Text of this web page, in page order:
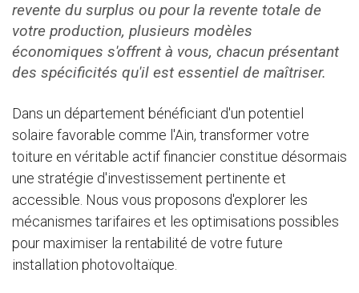
revente du surplus ou pour la revente totale de
votre production, plusieurs modèles
économiques s'offrent à vous, chacun présentant
des spécificités qu'il est essentiel de maîtriser.
Dans un département bénéficiant d'un potentiel
solaire favorable comme l'Ain, transformer votre
toiture en véritable actif financier constitue désormais
une stratégie d'investissement pertinente et
accessible. Nous vous proposons d'explorer les
mécanismes tarifaires et les optimisations possibles
pour maximiser la rentabilité de votre future
installation photovoltaïque.